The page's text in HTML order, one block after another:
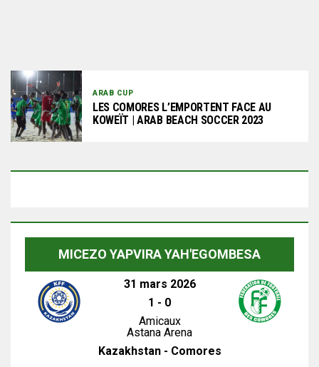
ARAB CUP
LES COMORES L’EMPORTENT FACE AU
KOWEÏT | ARAB BEACH SOCCER 2023
MICEZO YAPVIRA YAH'EGOMBESA
31 mars 2026
1 - 0
Amicaux
Astana Arena
Kazakhstan - Comores